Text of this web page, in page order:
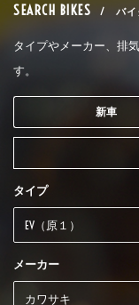
SEARCH BIKES / バイ
タイプやメーカー、排
す。
新車
タイプ
メーカー